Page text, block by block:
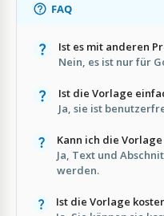
FAQ
Ist es mit anderen
Nein, es ist nur für
Ist die Vorlage
Ja, sie ist
Kann ich die Vorlage
Ja, Text und
werden.
Ist die Vorlage